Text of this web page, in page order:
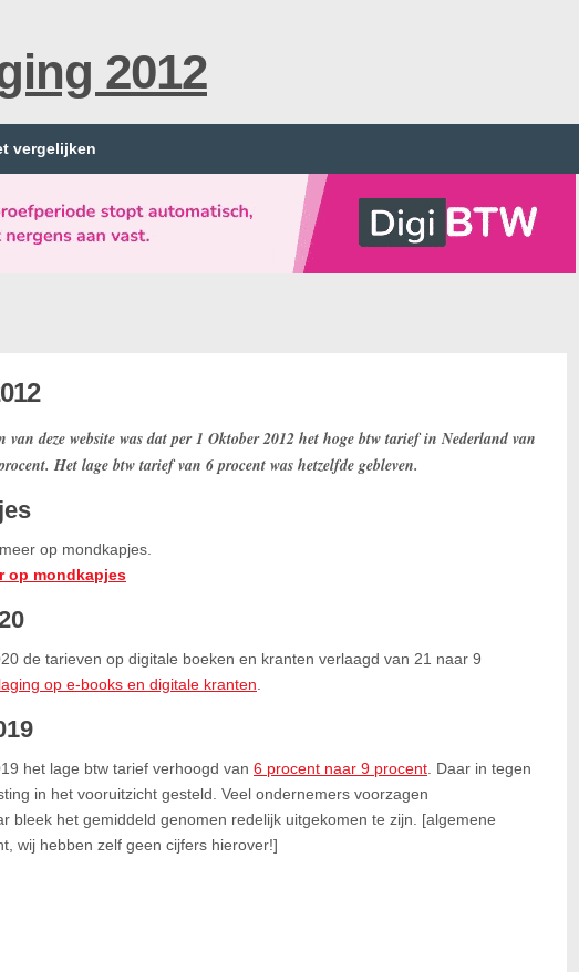
2012
vergelijken
deze website was dat per 1 Oktober 2012 het hoge btw tarief in Nederland van
Het lage btw tarief van 6 procent was hetzelfde gebleven.
op mondkapjes.
op mondkapjes
de tarieven op digitale boeken en kranten verlaagd van 21 naar 9
op e-books en digitale kranten
het lage btw tarief verhoogd van 6 procent naar 9 procent . Daar in tegen
in het vooruitzicht gesteld. Veel ondernemers voorzagen
bleek het gemiddeld genomen redelijk uitgekomen te zijn. [algemene
wij hebben zelf geen cijfers hierover!]